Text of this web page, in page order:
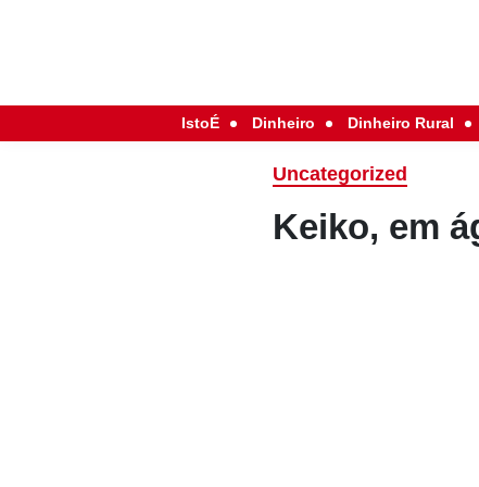
IstoÉ Dinheiro Dinheiro Rural
Uncategorized
Keiko, em